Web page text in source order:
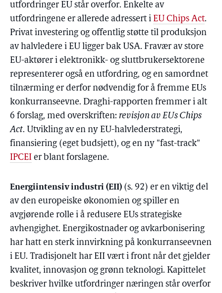
utfordringer EU står overfor. Enkelte av
utfordringene er allerede adressert i EU Chips Act.
Privat investering og offentlig støtte til produksjon
av halvledere i EU ligger bak USA. Fravær av store
EU-aktører i elektronikk- og sluttbrukersektorene
representerer også en utfordring, og en samordnet
tilnærming er derfor nødvendig for å fremme EUs
konkurranseevne. Draghi-rapporten fremmer i alt
6 forslag, med overskriften: revisjon av EUs Chips
Act. Utvikling av en ny EU-halvlederstrategi,
finansiering (eget budsjett), og en ny "fast-track"
IPCEI er blant forslagene.
Energiintensiv industri (EII) (s. 92) er en viktig del
av den europeiske økonomien og spiller en
avgjørende rolle i å redusere EUs strategiske
avhengighet. Energikostnader og avkarbonisering
har hatt en sterk innvirkning på konkurranseevnen
i EU. Tradisjonelt har EII vært i front når det gjelder
kvalitet, innovasjon og grønn teknologi. Kapittelet
beskriver hvilke utfordringer næringen står overfor